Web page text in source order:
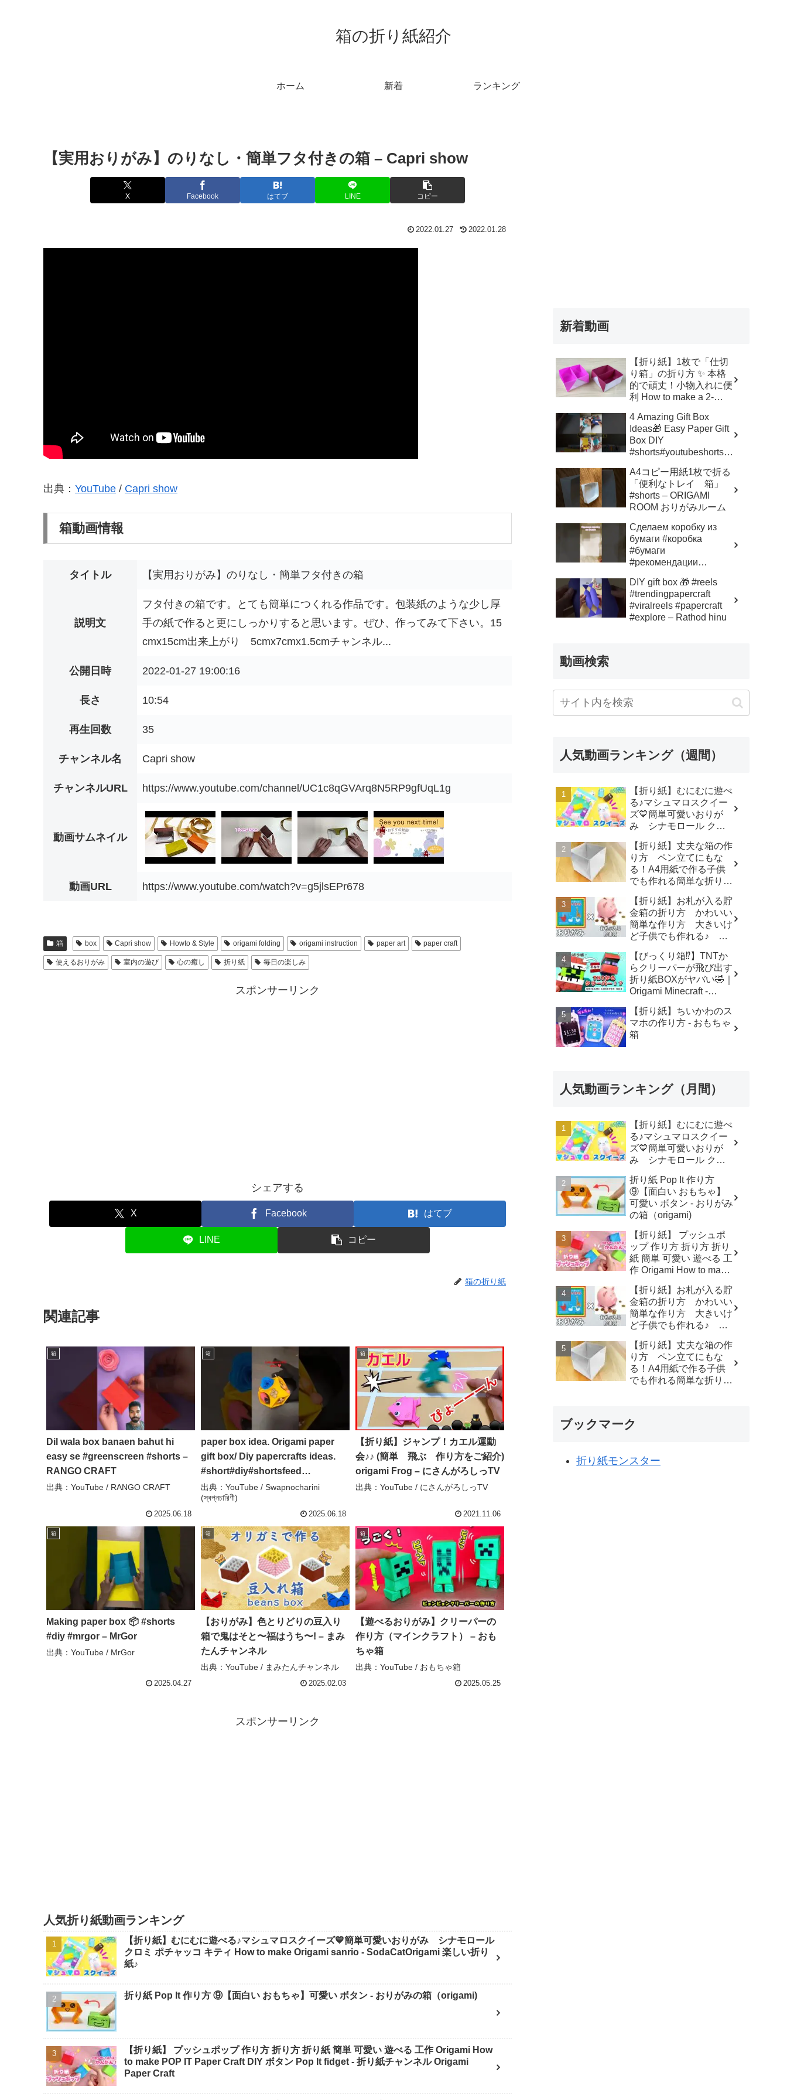
箱の折り紙紹介
ホーム 新着 ランキング
【実用おりがみ】のりなし・簡単フタ付きの箱 – Capri show
X Facebook はてブ LINE コピー
2022.01.27 2022.01.28
出典： YouTube / Capri show
箱動画情報
タイトル 【実用おりがみ】のりなし・簡単フタ付きの箱
説明文
フタ付きの箱です。とても簡単につくれる作品です。包装紙のような少し厚
手の紙で作ると更にしっかりすると思います。ぜひ、作ってみて下さい。15
cmx15cm出来上がり 5cmx7cmx1.5cmチャンネル...
公開日時 2022-01-27 19:00:16
長さ 10:54
再生回数 35
チャンネル名 Capri show
チャンネルURL https://www.youtube.com/channel/UC1c8qGVArq8N5RP9gfUqL1g
動画サムネイル
動画URL https://www.youtube.com/watch?v=g5jlsEPr678
箱 box Capri show Howto & Style origami folding origami instruction paper art paper craft
使えるおりがみ 室内の遊び 心の癒し 折り紙 毎日の楽しみ
スポンサーリンク
シェアする
X Facebook はてブ
LINE コピー
箱の折り紙
関連記事
箱
Dil wala box banaen bahut hi
easy se #greenscreen #shorts –
RANGO CRAFT
出典：YouTube / RANGO CRAFT
2025.06.18
箱
paper box idea. Origami paper
gift box/ Diy papercrafts ideas.
#short#diy#shortsfeed
#shortvideo#art – Swapnocharini
(স্বপ্নচারিণী)
出典：YouTube / Swapnocharini
(স্বপ্নচারিণী)
2025.06.18
箱
【折り紙】ジャンプ！カエル運動
会♪♪ (簡単 飛ぶ 作り方をご紹介)
origami Frog – にさんがろしっTV
出典：YouTube / にさんがろしっTV
2021.11.06
箱
Making paper box 📦 #shorts
#diy #mrgor – MrGor
出典：YouTube / MrGor
2025.04.27
箱
【おりがみ】色とりどりの豆入り
箱で鬼はそと〜福はうち〜! – まみ
たんチャンネル
出典：YouTube / まみたんチャンネル
2025.02.03
箱
【遊べるおりがみ】クリーパーの
作り方（マインクラフト） – おも
ちゃ箱
出典：YouTube / おもちゃ箱
2025.05.25
スポンサーリンク
人気折り紙動画ランキング
【折り紙】むにむに遊べる♪マシュマロスクイーズ💙簡単可愛いおりがみ シナモロール
クロミ ポチャッコ キティ How to make Origami sanrio - SodaCatOrigami 楽しい折り
紙♪
折り紙 Pop It 作り方 ⑨【面白い おもちゃ】可愛い ボタン - おりがみの箱（origami)
【折り紙】 プッシュポップ 作り方 折り方 折り紙 簡単 可愛い 遊べる 工作 Origami How
to make POP IT Paper Craft DIY ボタン Pop It fidget - 折り紙チャンネル Origami
Paper Craft
新着動画
【折り紙】1枚で「仕切
り箱」の折り方 ✨ 本格
的で頑丈！小物入れに便
利 How to make a 2-
Box | 摺紙 分隔盒 | 종이
접기 – Origami hana’s
channel
4 Amazing Gift Box
Ideas🎁 Easy Paper Gift
Box DIY
#shorts#youtubeshorts#
#fyp – Zayan mini
creation
A4コピー用紙1枚で折る
「便利なトレイ 箱」
#shorts – ORIGAMI
ROOM おりがみルーム
Сделаем коробку из
бумаги #коробка
#бумаги
#рекомендации
Handmade | DIY
DIY gift box 🎁 #reels
#trendingpapercraft
#viralreels #papercraft
#explore – Rathod hinu
動画検索
人気動画ランキング（週間）
【折り紙】むにむに遊べ
る♪マシュマロスクイー
ズ💙簡単可愛いおりが
み シナモロール クロ
How to make Origami
sanrio - SodaCatOrigami
楽しい折り紙♪
【折り紙】丈夫な箱の作
り方 ペン立てにもな
る！A4用紙で作る子供
でも作れる簡単な折り
おりがみ研究室
【折り紙】お札が入る貯
金箱の折り方 かわいい
簡単な作り方 大きいけ
ど子供でも作れる♪ 夏
ひ！【おりがみ】 - ゆい
のおりがみ研究室
【びっくり箱⁉】TNTか
らクリーパーが飛び出す
折り紙BOXがヤバい🤣｜
Origami Minecraft -
みランド
【折り紙】ちいかわのス
マホの作り方 - おもちゃ
箱
人気動画ランキング（月間）
【折り紙】むにむに遊べ
る♪マシュマロスクイー
ズ💙簡単可愛いおりが
み シナモロール クロ
How to make Origami
sanrio - SodaCatOrigami
楽しい折り紙♪
折り紙 Pop It 作り方
⑨【面白い おもちゃ】
可愛い ボタン - おりがみ
の箱（origami)
【折り紙】 プッシュポ
ップ 作り方 折り方 折り
紙 簡単 可愛い 遊べる 工
作 Origami How to make
ボタン Pop It fidget - 折
り紙チャンネル Origami
Paper Craft
【折り紙】お札が入る貯
金箱の折り方 かわいい
簡単な作り方 大きいけ
ど子供でも作れる♪ 夏
ひ！【おりがみ】 - ゆい
のおりがみ研究室
【折り紙】丈夫な箱の作
り方 ペン立てにもな
る！A4用紙で作る子供
でも作れる簡単な折り
ブックマーク
折り紙モンスター